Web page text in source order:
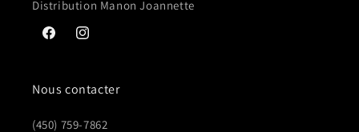
Distribution Manon Joannette
FacebookInstagram
Nous contacter
(450) 759-7862